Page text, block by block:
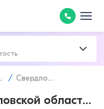
Свердловская область
Санатории в Свердловской области с лечением заболеваний сердечно-сосудистой системы